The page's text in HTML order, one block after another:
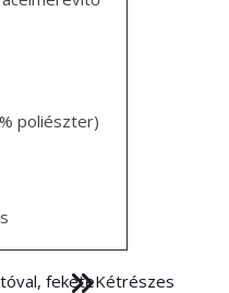
poliészter)
feketeKétrészes